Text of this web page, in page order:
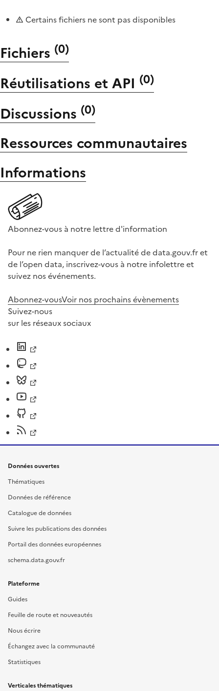
Certains fichiers ne sont pas disponibles
Fichiers (0)
Réutilisations et API (0)
Discussions (0)
Ressources communautaires
Informations
Abonnez-vous à notre lettre d'information
Pour ne rien manquer de l’actualité de data.gouv.fr et
de l’open data, inscrivez-vous à notre infolettre et
suivez nos événements.
Abonnez-vousVoir nos prochains évènements
Suivez-nous
sur les réseaux sociaux
Données ouvertes
Thématiques
Données de référence
Catalogue de données
Suivre les publications des données
Portail des données européennes
schema.data.gouv.fr
Plateforme
Guides
Feuille de route et nouveautés
Nous écrire
Échangez avec la communauté
Statistiques
Verticales thématiques